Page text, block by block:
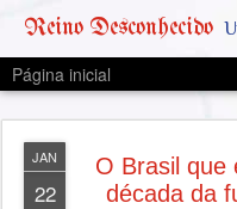
Reino Desconhecido Um site
Página inicial
JAN
22
O Brasil que
década da